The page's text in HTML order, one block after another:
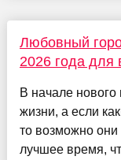
Любовный
2026 года для
В начале нового
жизни, а если
то возможно они
лучшее время,